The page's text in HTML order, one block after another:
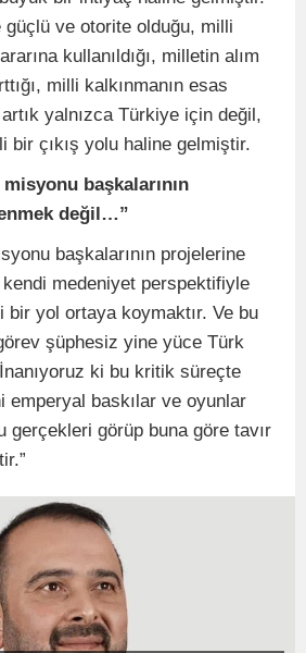
güçlü ve otorite olduğu, milli
kullanıldığı, milletin alım
milli kalkınmanın esas
artık yalnızca Türkiye için değil,
bir çıkış yolu haline gelmiştir.
başkalarının
değil…”
başkalarının projelerine
medeniyet perspektifiyle
bir yol ortaya koymaktır. Ve bu
şüphesiz yine yüce Türk
ki bu kritik süreçte
emperyal baskılar ve oyunlar
gerçekleri görüp buna göre tavır